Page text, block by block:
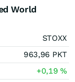
World
STOXX
963,96 PKT
+0,19%